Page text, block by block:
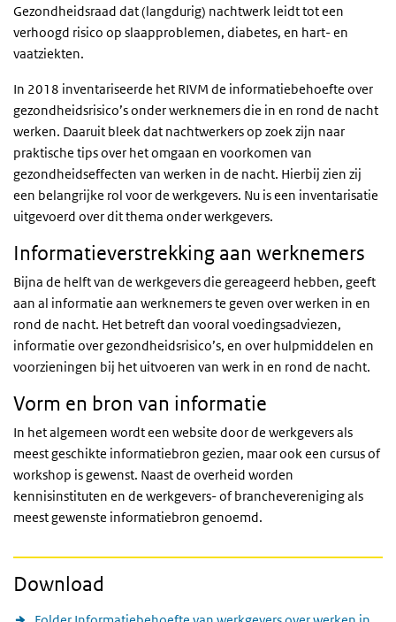
Gezondheidsraad dat (langdurig) nachtwerk leidt tot een
verhoogd risico op slaapproblemen, diabetes, en hart- en
vaatziekten.
In 2018 inventariseerde het RIVM de informatiebehoefte over
gezondheidsrisico’s onder werknemers die in en rond de nacht
werken. Daaruit bleek dat nachtwerkers op zoek zijn naar
praktische tips over het omgaan en voorkomen van
gezondheidseffecten van werken in de nacht. Hierbij zien zij
een belangrijke rol voor de werkgevers. Nu is een inventarisatie
uitgevoerd over dit thema onder werkgevers.
Informatieverstrekking aan werknemers
Bijna de helft van de werkgevers die gereageerd hebben, geeft
aan al informatie aan werknemers te geven over werken in en
rond de nacht. Het betreft dan vooral voedingsadviezen,
informatie over gezondheidsrisico’s, en over hulpmiddelen en
voorzieningen bij het uitvoeren van werk in en rond de nacht.
Vorm en bron van informatie
In het algemeen wordt een website door de werkgevers als
meest geschikte informatiebron gezien, maar ook een cursus of
workshop is gewenst. Naast de overheid worden
kennisinstituten en de werkgevers- of branchevereniging als
meest gewenste informatiebron genoemd.
Download